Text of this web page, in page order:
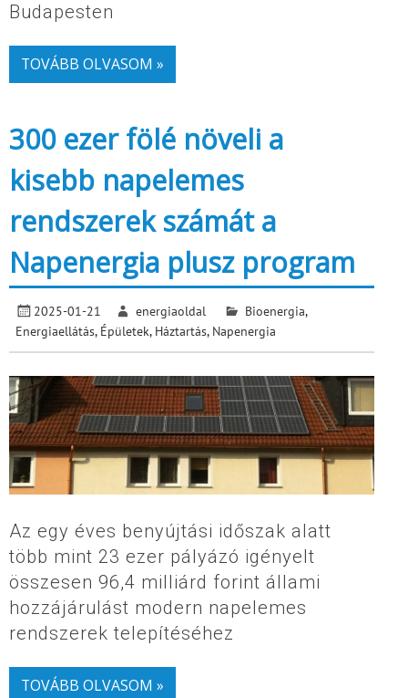
Budapesten
TOVÁBB OLVASOM »
300 ezer fölé növeli a
kisebb napelemes
rendszerek számát a
Napenergia plusz program
2025-01-21 energiaoldal Bioenergia,
Energiaellátás, Épületek, Háztartás, Napenergia
Az egy éves benyújtási időszak alatt
több mint 23 ezer pályázó igényelt
összesen 96,4 milliárd forint állami
hozzájárulást modern napelemes
rendszerek telepítéséhez
TOVÁBB OLVASOM »